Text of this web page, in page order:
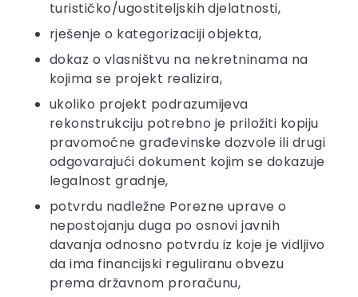
turističko/ugostiteljskih djelatnosti,
rješenje o kategorizaciji objekta,
dokaz o vlasništvu na nekretninama na
kojima se projekt realizira,
ukoliko projekt podrazumijeva
rekonstrukciju potrebno je priložiti kopiju
pravomoćne građevinske dozvole ili drugi
odgovarajući dokument kojim se dokazuje
legalnost gradnje,
potvrdu nadležne Porezne uprave o
nepostojanju duga po osnovi javnih
davanja odnosno potvrdu iz koje je vidljivo
da ima financijski reguliranu obvezu
prema državnom proračunu,